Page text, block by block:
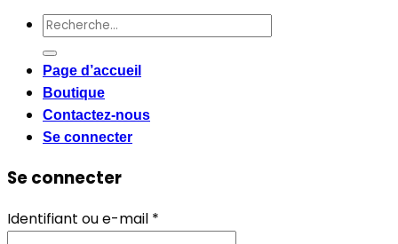
Recherche
pour :
Page d’accueil
Boutique
Contactez-nous
Se connecter
Se connecter
Identifiant ou e-mail *